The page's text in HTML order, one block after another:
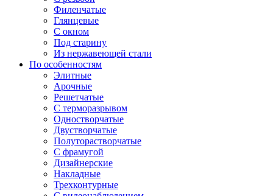
Филенчатые
Глянцевые
С окном
Под старину
Из нержавеющей стали
По особенностям
Элитные
Арочные
Решетчатые
С терморазрывом
Одностворчатые
Двустворчатые
Полуторастворчатые
С фрамугой
Дизайнерские
Накладные
Трехконтурные